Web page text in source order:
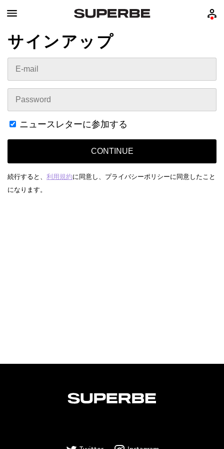
サインアップ
ニュースレターに参加する
CONTINUE
続行すると、 利用規約に同意し、 プライバシーポリシーに同意したこと
になります。